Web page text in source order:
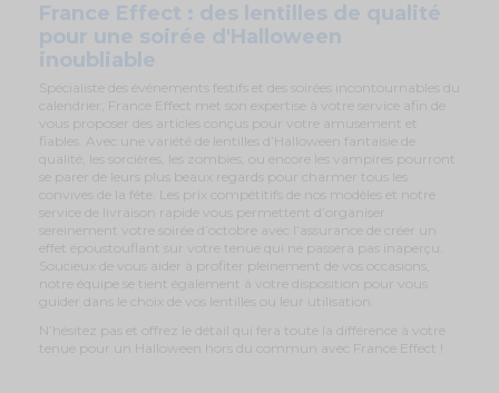
France Effect : des lentilles de qualité
pour une soirée d'Halloween
inoubliable
Spécialiste des événements festifs et des soirées incontournables du
calendrier, France Effect met son expertise à votre service afin de
vous proposer des articles conçus pour votre amusement et
fiables. Avec une variété de lentilles d’Halloween fantaisie de
qualité, les sorcières, les zombies, ou encore les vampires pourront
se parer de leurs plus beaux regards pour charmer tous les
convives de la fête. Les prix compétitifs de nos modèles et notre
service de livraison rapide vous permettent d’organiser
sereinement votre soirée d’octobre avec l’assurance de créer un
effet époustouflant sur votre tenue qui ne passera pas inaperçu.
Soucieux de vous aider à profiter pleinement de vos occasions,
notre équipe se tient également à votre disposition pour vous
guider dans le choix de vos lentilles ou leur utilisation.
N’hésitez pas et offrez le détail qui fera toute la différence à votre
tenue pour un Halloween hors du commun avec France Effect !